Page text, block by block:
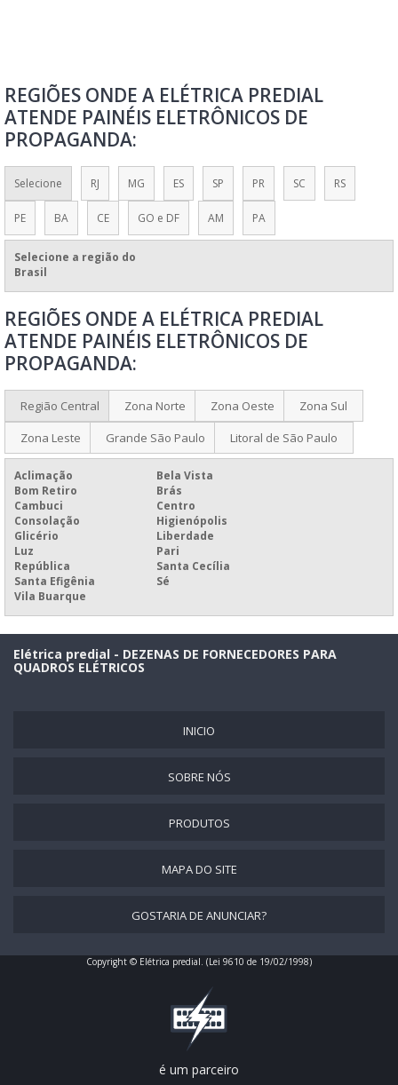
PAINEL ELETRÔNICO INTELIGENTE
PAINEL ELETRÔNICO LED
PAINEL ELETRÔNICO LED PARA PUBLICIDADE
PAINEL ELETRÔNICO LED PREÇO
PAINEL ELETRÔNICO LETREIRO LUMINOSO LED
PAINEL ELETRÔNICO MÓVEL DE CARRETA
PAINEL ELETRÔNICO NCM
PAINEL ELETRÔNICO NUMÉRICO PARA ORIENTAÇÃO DE FILAS
PAINEL ELETRÔNICO PARA POSTO DE COMBUSTÍVEL
PAINEL ELETRÔNICO PARA PROPAGANDA
PAINEL ELETRÔNICO PARA QUEIMADOR DE PALHA
PAINEL ELETRÔNICO PREÇO
PAINEL MULTILINHAS ELETRÔNICO
PLACAR ELETRÔNICO ESPORTIVO PREÇO
PREÇO DE PAINEL ELETRÔNICO DE MENSAGEM
PAINEL ELÉTRICO INDUSTRIAL COMPLETO
REGIÕES ONDE A ELÉTRICA PREDIAL
ATENDE PAINÉIS ELETRÔNICOS DE
PROPAGANDA:
Selecione RJ MG ES SP PR SC RS
PE BA CE GO e DF AM PA
Selecione a região do
Brasil
REGIÕES ONDE A ELÉTRICA PREDIAL
ATENDE PAINÉIS ELETRÔNICOS DE
PROPAGANDA:
Região Central Zona Norte Zona Oeste
Zona Sul
Zona Leste
Grande São Paulo Litoral de São Paulo
Aclimação
Bela Vista
Bom Retiro
Brás
Cambuci
Centro
Consolação
Higienópolis
Glicério
Liberdade
Luz
Pari
República
Santa Cecília
Santa Efigênia
Sé
Vila Buarque
Elétrica predial - DEZENAS DE FORNECEDORES PARA
QUADROS ELÉTRICOS
INICIO
SOBRE NÓS
PRODUTOS
MAPA DO SITE
GOSTARIA DE ANUNCIAR?
Copyright © Elétrica predial. (Lei 9610 de 19/02/1998)
é um parceiro